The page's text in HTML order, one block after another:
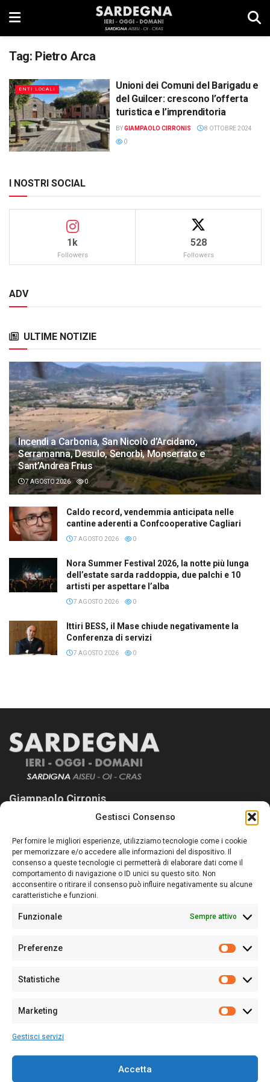
Gestisci Consenso
Per fornire le migliori esperienze, utilizziamo tecnologie come i cookie
per memorizzare e/o accedere alle informazioni del dispositivo. Il
consenso a queste tecnologie ci permetterà di elaborare dati come il
comportamento di navigazione o ID unici su questo sito. Non
acconsentire o ritirare il consenso può influire negativamente su alcune
caratteristiche e funzioni.
Funzionale Sempre attivo
Preferenze
Statistiche
Marketing
Gestisci servizi
Accetta
Tag: Pietro Arca
ENTI LOCALI
Unioni dei Comuni del Barigadu e
del Guilcer: crescono l’offerta
turistica e l’imprenditoria
BYGIAMPAOLO CIRRONIS
8 OTTOBRE 2024
0
I NOSTRI SOCIAL
1k
Followers
528
Followers
ADV
ULTIME NOTIZIE
Incendi a Carbonia, San Nicolò d’Arcidano,
Serramanna, Desulo, Senorbì, Monserrato e
Sant’Andrea Frius
7 AGOSTO 2026 0
Caldo record, vendemmia anticipata nelle
cantine aderenti a Confcooperative Cagliari
7 AGOSTO 2026 0
Nora Summer Festival 2026, la notte più lunga
dell’estate sarda raddoppia, due palchi e 10
artisti per aspettare l’alba
7 AGOSTO 2026 0
Ittiri BESS, il Mase chiude negativamente la
Conferenza di servizi
7 AGOSTO 2026 0
Giampaolo Cirronis
Sardegna Ieri-Oggi-Domani nasce per informare “liberamente” i
nostro passato e, soprattutto, al nostro futuro
Follow Us
Sede:Via Cristoforo Colombo 09013 Carbonia
Partita IVA02270380922
128/2020 del 10/02/2020
Per la Pubblicità: